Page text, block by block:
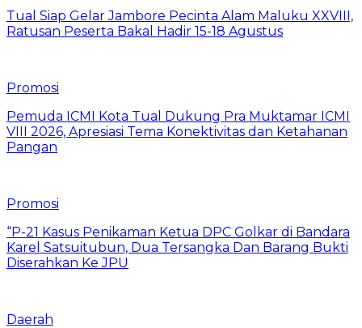
Tual Siap Gelar Jambore Pecinta Alam Maluku XXVIII,
Ratusan Peserta Bakal Hadir 15-18 Agustus
Promosi
Pemuda ICMI Kota Tual Dukung Pra Muktamar ICMI
VIII 2026, Apresiasi Tema Konektivitas dan Ketahanan
Pangan
Promosi
“P-21 Kasus Penikaman Ketua DPC Golkar di Bandara
Karel Satsuitubun, Dua Tersangka Dan Barang Bukti
Diserahkan Ke JPU
Daerah